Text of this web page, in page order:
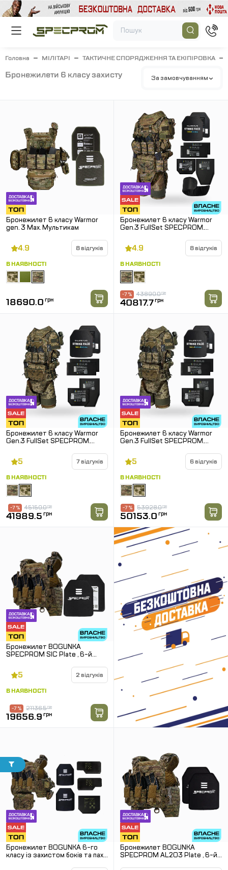
Головна МІЛІТАРІ ТАКТИЧНЕ СПОРЯДЖЕННЯ ТА ЕКІПІРОВКА
бронежилети 6 класу захисту За замовчуванням
Бронежилет 6 класу Warmor
gen. 3 Max. Мультикам
4.9 8 відгуків
В НАЯВНОСТІ
18690.0 грн
Бронежилет 6 класу Warmor
Gen.3 FullSet SPECPROM.
Мультикам
4.9 8 відгуків
В НАЯВНОСТІ
43890.0грн
-7 %
40817.7грн
Бронежилет 6 класу Warmor
Gen.3 FullSet SPECPROM.
Піксель (ММ14)
5 7 відгуків
В НАЯВНОСТІ
45150.0грн
-7 %
41989.5 грн
Бронежилет 6 класу Warmor
Gen.3 FullSet SPECPROM.
Піксель (ММ14)
5 6 відгуків
В НАЯВНОСТІ
53928.0грн
-7 %
50153.0 грн
Бронежилет BOGUNKA
SPECPROM SIC Plate , 6-й
5 2 відгуків
В НАЯВНОСТІ
21136.5грн
-7 %
19656.9 грн
Бронежилет BOGUNKA 6-го
класу із захистом боків та паху.
Бронежилет BOGUNKA
SPECPROM AL2O3 Plate , 6-й